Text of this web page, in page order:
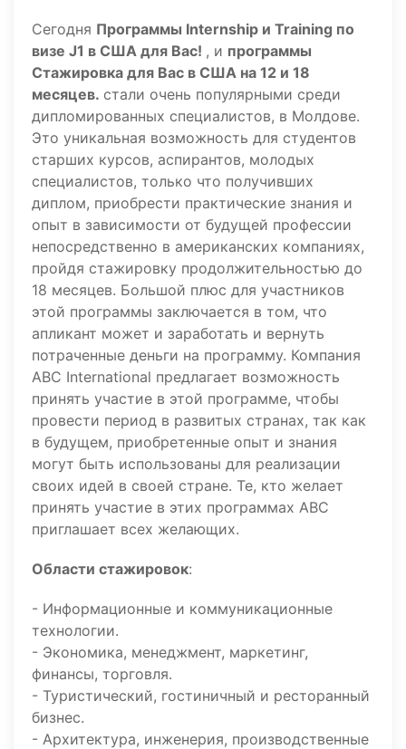
Сегодня Программы Internship и Training по
визе J1 в США для Вас! , и программы
Стажировка для Вас в США на 12 и 18
месяцев. стали очень популярными среди
дипломированных специалистов, в Молдове.
Это уникальная возможность для студентов
старших курсов, аспирантов, молодых
специалистов, только что получивших
диплом, приобрести практические знания и
опыт в зависимости от будущей профессии
непосредственно в американских компаниях,
пройдя стажировку продолжительностью до
18 месяцев. Большой плюс для участников
этой программы заключается в том, что
апликант может и заработать и вернуть
потраченные деньги на программу. Компания
ABC International предлагает возможность
принять участие в этой программе, чтобы
провести период в развитых странах, так как
в будущем, приобретенные опыт и знания
могут быть использованы для реализации
своих идей в своей стране. Те, кто желает
принять участие в этих программах АВС
приглашает всех желающих.
Области стажировок:
- Информационные и коммуникационные
технологии.
- Экономика, менеджмент, маркетинг,
финансы, торговля.
- Туристический, гостиничный и ресторанный
бизнес.
- Архитектура, инженерия, производственные